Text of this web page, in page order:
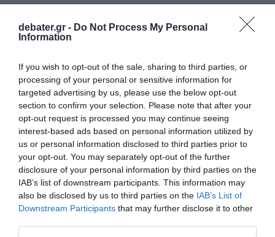
debater.gr - Do Not Process My Personal
Information
If you wish to opt-out of the sale, sharing to third parties, or
processing of your personal or sensitive information for
targeted advertising by us, please use the below opt-out
section to confirm your selection. Please note that after your
opt-out request is processed you may continue seeing
interest-based ads based on personal information utilized by
us or personal information disclosed to third parties prior to
your opt-out. You may separately opt-out of the further
disclosure of your personal information by third parties on the
IAB’s list of downstream participants. This information may
also be disclosed by us to third parties on the IAB’s List of
Downstream Participants that may further disclose it to other
· Παραμείνετε ήρεμοι και καθησυχάστε
τους άλλους.
· Αποφύγετε τα σπασμένα γυαλιά.
· Ελέγξτε για πυρκαγιά. Πάρτε τις
κατάλληλες προφυλάξεις.
· Ελέγξτε τις παροχές φυσικού αερίου,
νερού και ηλεκτρικού ρεύματος. Εάν υπάρχει
ζημιά σε κάποια από αυτές, θέστε την εκτός
λειτουργίας. Εάν υπάρχει διαρροή φυσικού
αερίου, μη χρησιμοποιήσετε σπίρτα, φανό,